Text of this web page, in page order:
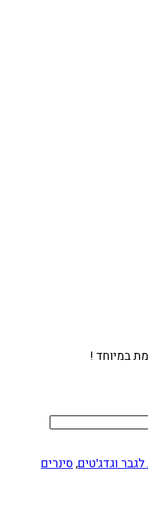
במיוחד !
וגדג'טים, סינרים